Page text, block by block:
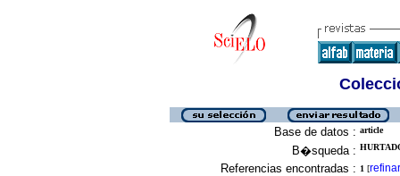
Base de datos : article
B�squeda :
Referencias encontradas : 1 [refinar